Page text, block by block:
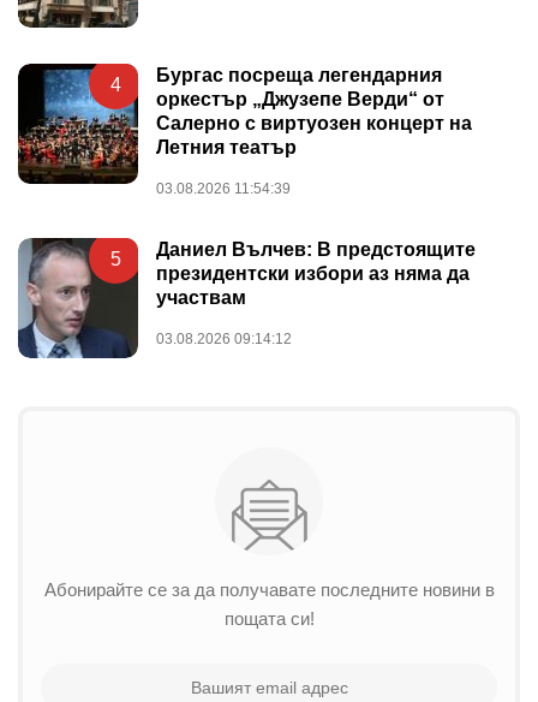
4
Бургас посреща легендарния
оркестър „Джузепе Верди“ от
Салерно с виртуозен концерт на
Летния театър
03.08.2026 11:54:39
5
Даниел Вълчев: В предстоящите
президентски избори аз няма да
участвам
03.08.2026 09:14:12
Абонирайте се за да получавате последните новини в
пощата си!